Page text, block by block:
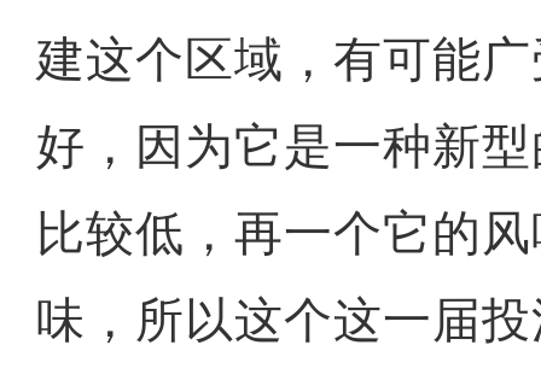
建这个区域，有可能
好，因为它是一种新
比较低，再一个它的
味，所以这个这一届